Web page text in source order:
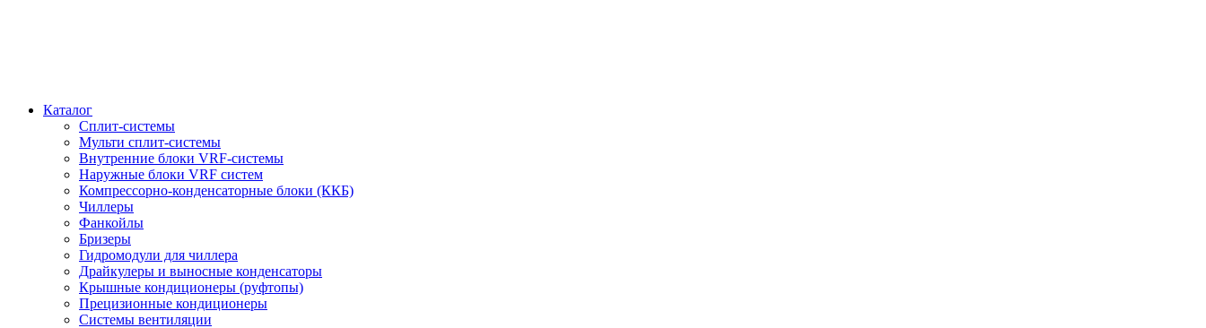
Каталог
Сплит-системы
Мульти сплит-системы
Внутренние блоки VRF-cистемы
Наружные блоки VRF cистем
Компрессорно-конденсаторные блоки (ККБ)
Чиллеры
Фанкойлы
Бризеры
Гидромодули для чиллера
Драйкулеры и выносные конденсаторы
Крышные кондиционеры (руфтопы)
Прецизионные кондиционеры
Системы вентиляции